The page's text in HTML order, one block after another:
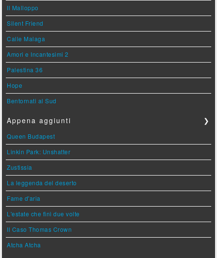
Il Malloppo
Silent Friend
Calle Malaga
Amori e Incantesimi 2
Palestina 36
Hope
Bentornati al Sud
Appena aggiunti ❯
Queen Budapest
Linkin Park: Unshatter
Zustissia
La leggenda del deserto
Fame d'aria
L'estate che finì due volte
Il Caso Thomas Crown
Atcha Atcha